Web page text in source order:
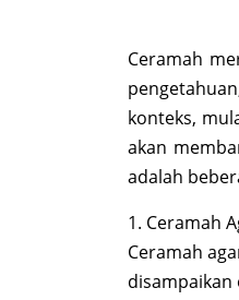
Ceramah
konteks,
akan
adalah
1. Ceramah
Ceramah
disampaikan